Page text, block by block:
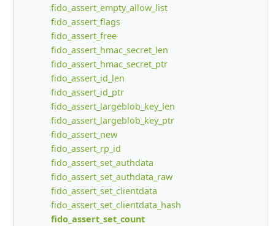
fido_assert_empty_allow_list
fido_assert_flags
fido_assert_free
fido_assert_hmac_secret_len
fido_assert_hmac_secret_ptr
fido_assert_id_len
fido_assert_id_ptr
fido_assert_largeblob_key_len
fido_assert_largeblob_key_ptr
fido_assert_new
fido_assert_rp_id
fido_assert_set_authdata
fido_assert_set_authdata_raw
fido_assert_set_clientdata
fido_assert_set_clientdata_hash
fido_assert_set_count